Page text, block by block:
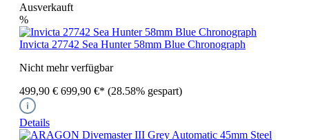
Ausverkauft
%
Invicta 27742 Sea Hunter 58mm Blue Chronograph
Nicht mehr verfügbar
499,90 € 699,90 €* (28.58% gespart)
Details